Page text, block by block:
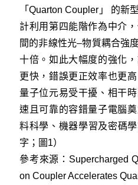
「Quarton Coupler」 的新
計利用第四能階作為中介
間的非線性光–物質耦合強
十倍。如此大幅度的強化
更快，錯誤更正效率也更
量子位元易受干擾、相干
速且可靠的容錯量子電腦
料科學、機器學習及密碼
字；圖1）
參考來源： Supercharged
on Coupler Accelerates